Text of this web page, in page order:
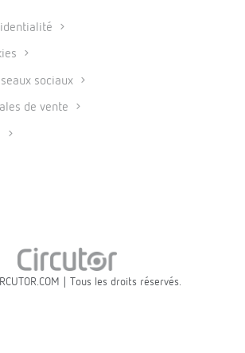
sociaux
de vente
| Tous les droits réservés.